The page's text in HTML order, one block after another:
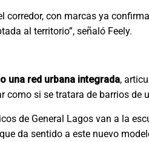
corredor, con marcas ya
al territorio”, señaló Feely.
una red urbana integrada,
como si se tratara de barrios de
de General Lagos van a la
da sentido a este nuevo